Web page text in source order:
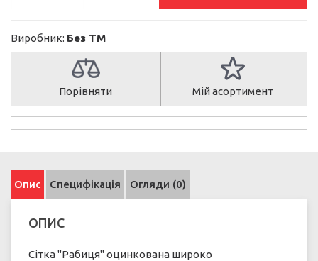
Виробник: Без ТМ
Порівняти Мій асортимент
Опис Специфікація Огляди (0)
ОПИС
Сітка "Рабиця" оцинкована широко